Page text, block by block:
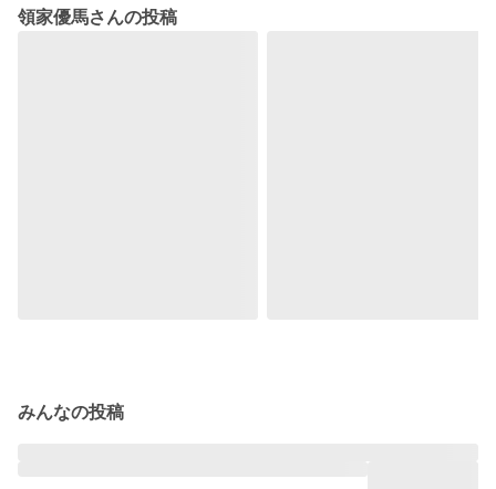
領家優馬さんの投稿
みんなの投稿